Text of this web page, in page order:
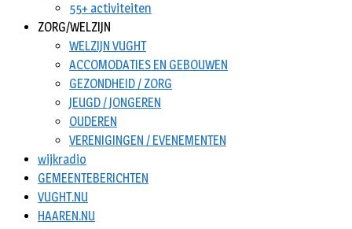
55+ activiteiten
ZORG/WELZIJN
WELZIJN VUGHT
ACCOMODATIES EN GEBOUWEN
GEZONDHEID / ZORG
JEUGD / JONGEREN
OUDEREN
VERENIGINGEN / EVENEMENTEN
wijkradio
GEMEENTEBERICHTEN
VUGHT.NU
HAAREN.NU